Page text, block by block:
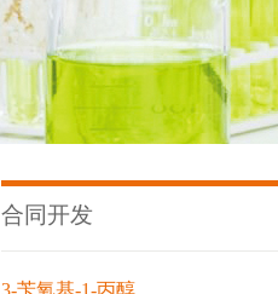
合同开发
3-苄氧基-1-丙醇